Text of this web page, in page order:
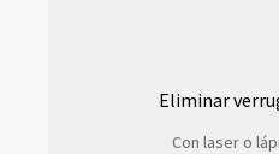
Eliminar
Con laser o